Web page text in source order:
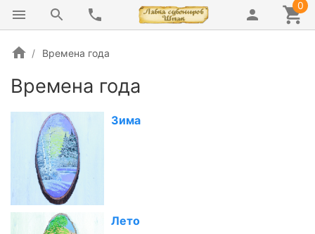
0
Времена года
Времена года
Зима
Лето